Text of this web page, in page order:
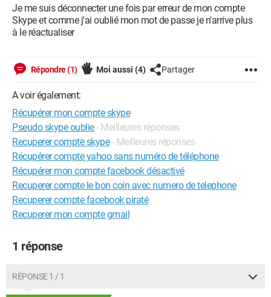
Je me suis déconnecter une fois par erreur de mon compte
Skype et comme j'ai oublié mon mot de passe je n'arrive plus
à le réactualiser
Répondre (1) Moi aussi (4) Partager
A voir également:
Récupérer mon compte skype
Pseudo skype oublie- Meilleures réponses
Recuperer compte skype - Meilleures réponses
Récupérer compte yahoo sans numéro de téléphone
Récupérer mon compte facebook désactivé
Recuperer compte le bon coin avec numero de telephone
Recuperer compte facebook piraté
Recuperer mon compte gmail
1 réponse
RÉPONSE 1 / 1